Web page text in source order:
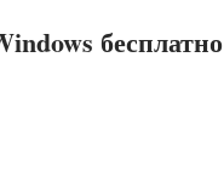
бесплатно